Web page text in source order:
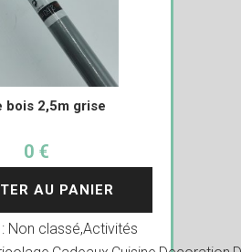
bois 2,5m grise
0 €
AU PANIER
Non classé,Activités